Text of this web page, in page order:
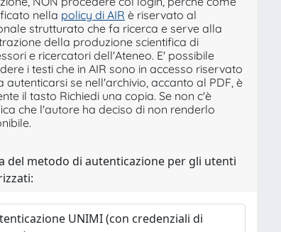
nella policy di AIR è riservato al
strutturato che fa ricerca e serve alla
della produzione scientifica di
e ricercatori dell'Ateneo. E' possibile
i testi che in AIR sono in accesso riservato
autenticarsi se nell'archivio, accanto al PDF, è
il tasto Richiedi una copia. Se non c'è
che l'autore ha deciso di non renderlo
del metodo di autenticazione per gli utenti
UNIMI (con credenziali di